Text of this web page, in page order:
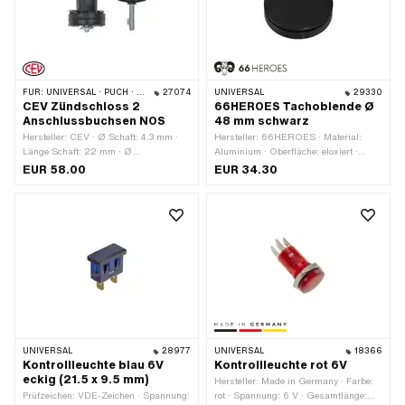
FÜR: UNIVERSAL · PUCH · SACHS · PONY / CILO (BETA 521 & 512) 27074
CEV Zündschloss 2
Anschlussbuchsen NOS
Hersteller: CEV · Ø Schaft: 4.3 mm ·
Länge Schaft: 22 mm · Ø
Befestigungsloch: 12.8 mm
EUR 58.00
UNIVERSAL 29330
66HEROES Tachoblende Ø
48 mm schwarz
Hersteller: 66HEROES · Material:
Aluminium · Oberfläche: eloxiert ·
Farbe: schwarz · Ø Befestigungsloch:
EUR 34.30
UNIVERSAL 28977
Kontrollleuchte blau 6V
eckig (21.5 x 9.5 mm)
Prüfzeichen: VDE-Zeichen · Spannung:
UNIVERSAL 18366
Kontrollleuchte rot 6V
Hersteller: Made in Germany · Farbe:
rot · Spannung: 6 V · Gesamtlänge: